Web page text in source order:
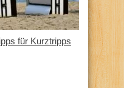
für Kurztripps